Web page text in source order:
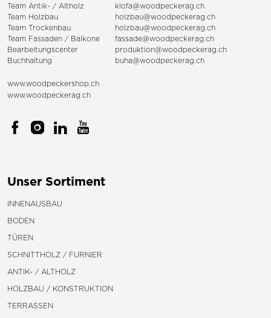
Team Antik- / Altholz
klofa@woodpeckerag.ch
Team Holzbau
holzbau@woodpeckerag.ch
Team Trockenbau
holzbau@woodpeckerag.ch
Team Fassaden / Balkone
fassade@woodpeckerag.ch
Bearbeitungscenter
produktion@woodpeckerag.ch
Buchhaltung
buha@woodpeckerag.ch
www.woodpeckershop.ch
www.woodpeckerag.ch
Unser Sortiment
INNENAUSBAU
BODEN
TÜREN
SCHNITTHOLZ / FURNIER
ANTIK- / ALTHOLZ
HOLZBAU / KONSTRUKTION
TERRASSEN